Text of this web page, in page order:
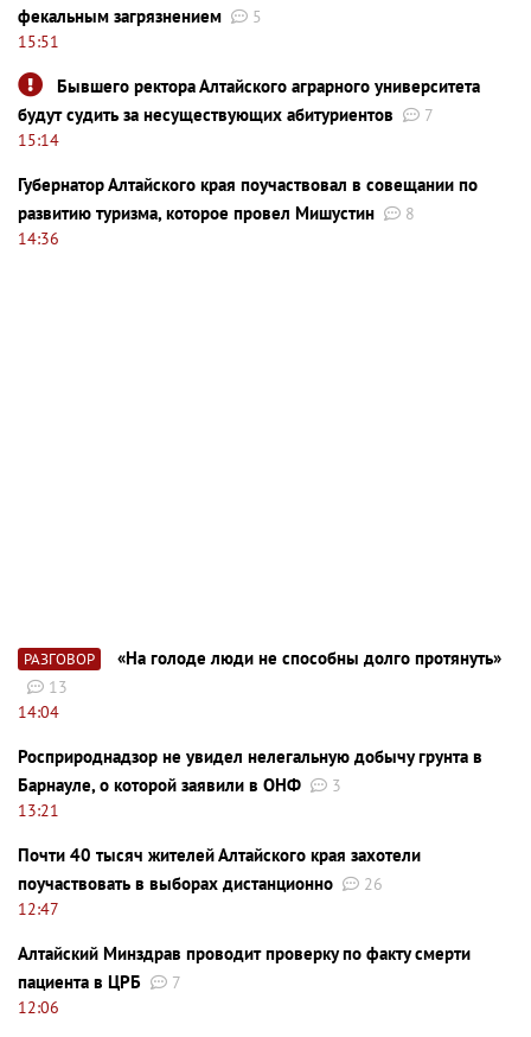
фекальным загрязнением
5
15:51
Бывшего ректора Алтайского аграрного университета
будут судить за несуществующих абитуриентов
7
15:14
Губернатор Алтайского края поучаствовал в совещании по
развитию туризма, которое провел Мишустин
8
14:36
РАЗГОВОР «На голоде люди не способны долго протянуть»
13
14:04
Росприроднадзор не увидел нелегальную добычу грунта в
Барнауле, о которой заявили в ОНФ
3
13:21
Почти 40 тысяч жителей Алтайского края захотели
поучаствовать в выборах дистанционно
26
12:47
Алтайский Минздрав проводит проверку по факту смерти
пациента в ЦРБ
7
12:06